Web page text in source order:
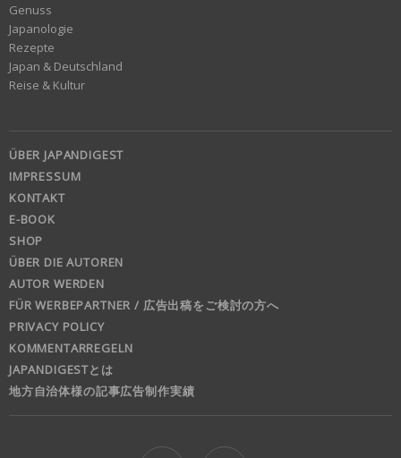
Genuss
Japanologie
Rezepte
Japan & Deutschland
Reise & Kultur
ÜBER JAPANDIGEST
IMPRESSUM
KONTAKT
E-BOOK
SHOP
ÜBER DIE AUTOREN
AUTOR WERDEN
FÜR WERBEPARTNER / 広告出稿をご検討の方へ
PRIVACY POLICY
KOMMENTARREGELN
JAPANDIGESTとは
地方自治体様の記事広告制作実績